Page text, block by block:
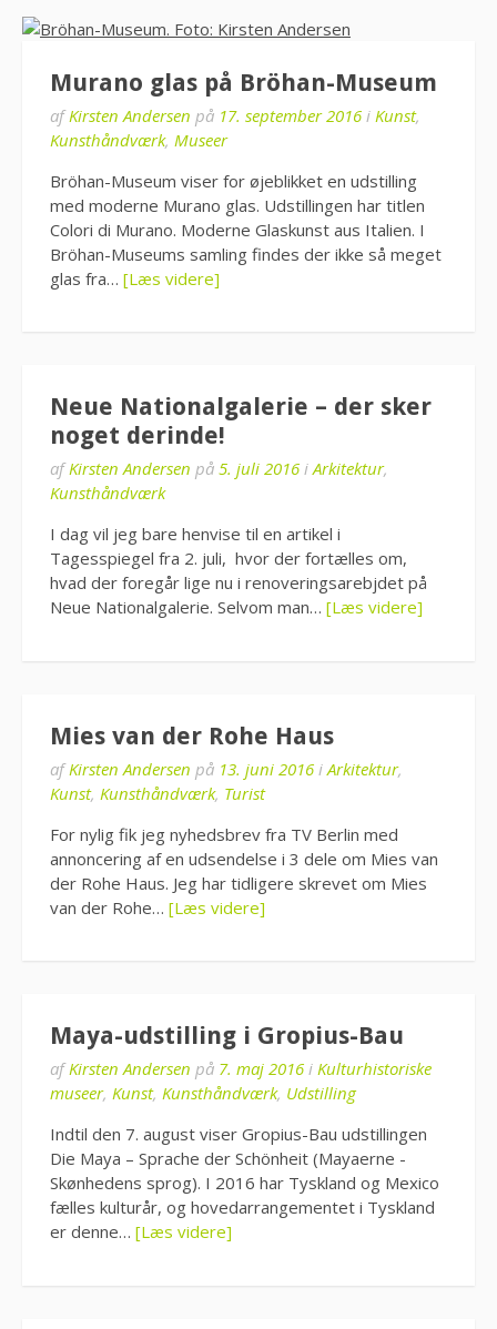
Murano glas på Bröhan-Museum
afKirsten Andersen på 17. september 2016 i Kunst,
Kunsthåndværk, Museer
Bröhan-Museum viser for øjeblikket en udstilling
med moderne Murano glas. Udstillingen har titlen
Colori di Murano. Moderne Glaskunst aus Italien. I
Bröhan-Museums samling findes der ikke så meget
glas fra… [Læs videre]
Neue Nationalgalerie – der sker
noget derinde!
afKirsten Andersen på 5. juli 2016 iArkitektur,
Kunsthåndværk
I dag vil jeg bare henvise til en artikel i
Tagesspiegel fra 2. juli, hvor der fortælles om,
hvad der foregår lige nu i renoveringsarebjdet på
Neue Nationalgalerie. Selvom man… [Læs videre]
Mies van der Rohe Haus
afKirsten Andersen på 13. juni 2016 i Arkitektur,
Kunst, Kunsthåndværk, Turist
For nylig fik jeg nyhedsbrev fra TV Berlin med
annoncering af en udsendelse i 3 dele om Mies van
der Rohe Haus. Jeg har tidligere skrevet om Mies
van der Rohe… [Læs videre]
Maya-udstilling i Gropius-Bau
afKirsten Andersen på 7. maj 2016 i Kulturhistoriske
museer, Kunst, Kunsthåndværk, Udstilling
Indtil den 7. august viser Gropius-Bau udstillingen
Die Maya – Sprache der Schönheit (Mayaerne -
Skønhedens sprog). I 2016 har Tyskland og Mexico
fælles kulturår, og hovedarrangementet i Tyskland
er denne… [Læs videre]